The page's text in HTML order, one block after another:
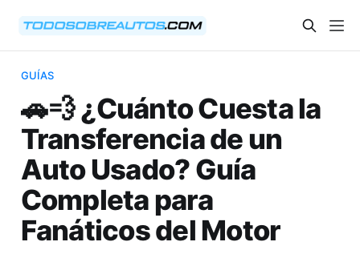
GUÍAS
🚗💨 ¿Cuánto Cuesta la
Transferencia de un
Auto Usado? Guía
Completa para
Fanáticos del Motor